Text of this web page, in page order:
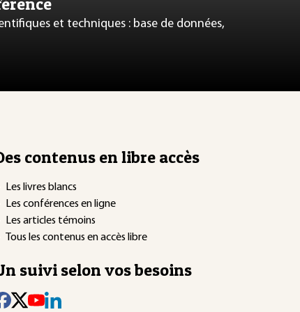
et techniques : base de données,
contenus en libre accès
Les livres blancs
Les conférences en ligne
Les articles témoins
Tous les contenus en accès libre
suivi selon vos besoins